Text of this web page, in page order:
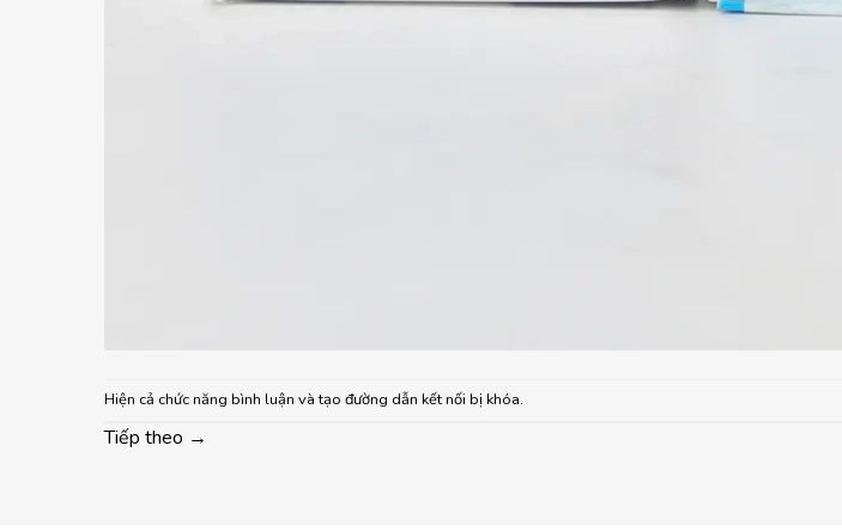
Hiện cả chức năng bình luận và tạo đường dẫn kết nối bị khóa.
Tiếp theo →